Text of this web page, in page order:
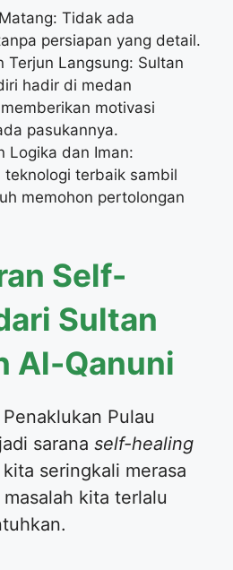
Tidak ada
persiapan yang detail.
Terjun Langsung: Sultan
hadir di medan
motivasi
pasukannya.
Logika dan Iman:
teknologi terbaik sambil
memohon pertolongan
Self-
Sultan
Al-Qanuni
Pulau
sarana self-healing
seringkali merasa
kita terlalu